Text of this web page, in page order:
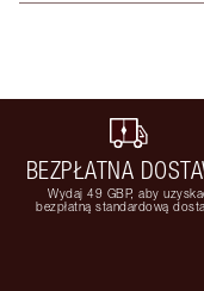
BEZPŁATNA
Wydaj 49 GBP, aby
bezpłatną standardową